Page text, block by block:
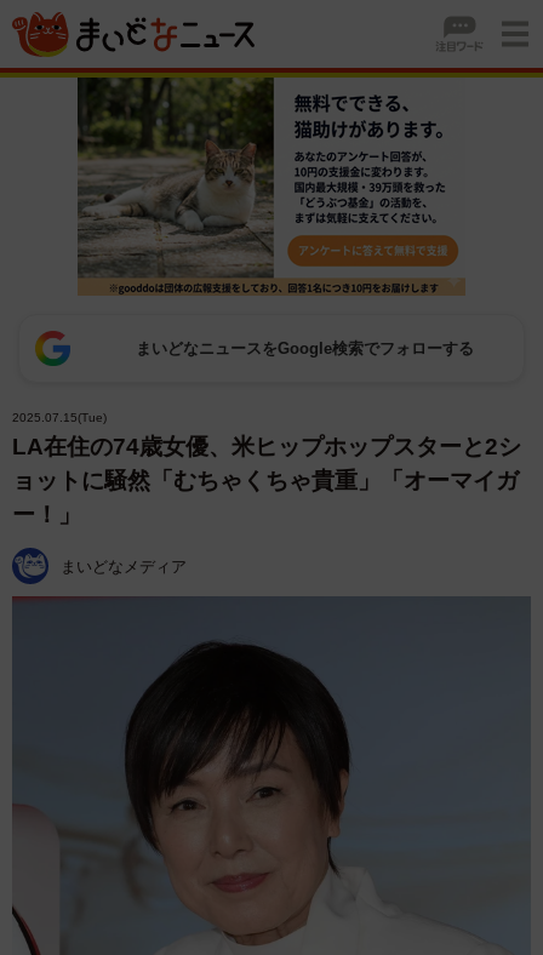
まいどなニュースをGoogle検索でフォローする
2025.07.15(Tue)
LA在住の74歳女優、米ヒップホップスターと2シ
ョットに騒然「むちゃくちゃ貴重」「オーマイガ
ー！」
まいどなメディア